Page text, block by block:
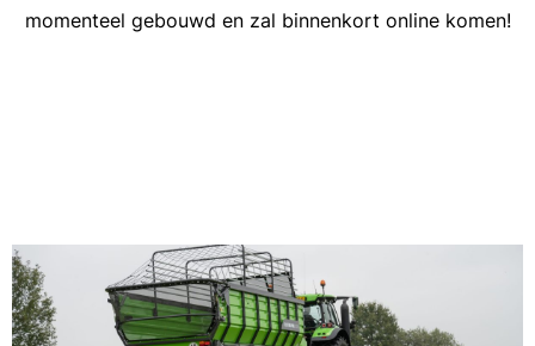
momenteel gebouwd en zal binnenkort online komen!